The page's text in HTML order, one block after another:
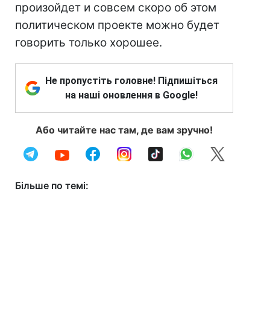
произойдет и совсем скоро об этом
политическом проекте можно будет
говорить только хорошее.
Не пропустіть головне! Підпишіться
на наші оновлення в Google!
Або читайте нас там, де вам зручно!
Більше по темі: